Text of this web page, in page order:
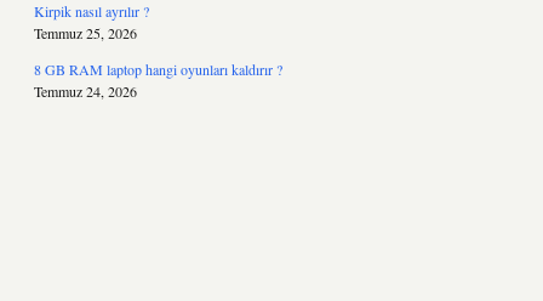
Kirpik nasıl ayrılır ?
Temmuz 25, 2026
8 GB RAM laptop hangi oyunları kaldırır ?
Temmuz 24, 2026